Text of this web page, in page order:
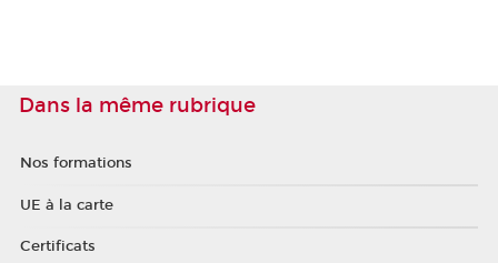
Dans la même rubrique
Nos formations
UE à la carte
Certificats